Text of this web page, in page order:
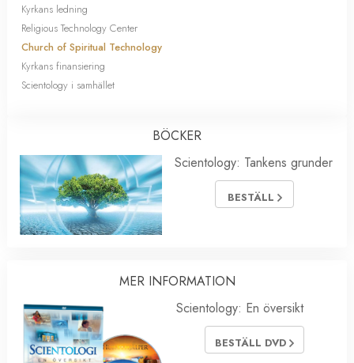
Kyrkans ledning
Religious Technology Center
Church of Spiritual Technology
Kyrkans finansiering
Scientology i samhället
BÖCKER
Scientology: Tankens grunder
BESTÄLL
MER INFORMATION
Scientology: En översikt
BESTÄLL DVD